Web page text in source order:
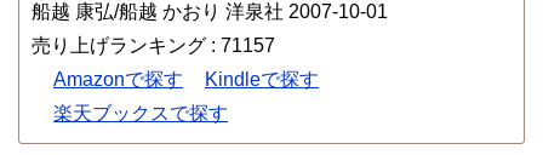
船越 康弘/船越 かおり 洋泉社 2007-10-01
売り上げランキング : 71157
Amazonで探す
Kindleで探す
楽天ブックスで探す